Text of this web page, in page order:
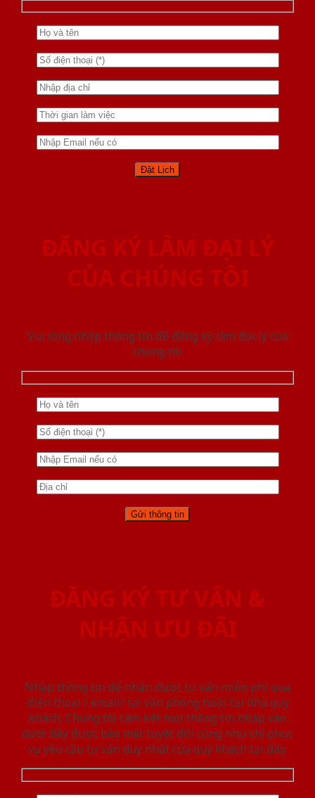
ĐĂNG KÝ LÀM ĐẠI LÝ
CỦA CHÚNG TÔI
Vui lòng nhập thông tin để đăng ký làm đại lý của
chúng tôi
ĐĂNG KÝ TƯ VẤN &
NHẬN ƯU ĐÃI
Nhập thông tin để nhận được tư vấn miễn phí qua
điện thoại / email/ tại văn phòng hoặc tại nhà quý
khách. Chúng tôi cam kết mọi thông tin nhập vào
dưới đây được bảo mật tuyệt đối cũng như chỉ phục
vụ yêu cầu tư vấn duy nhất của quý khách tại đây.